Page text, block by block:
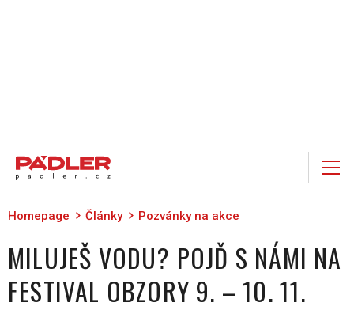
Homepage Články Pozvánky na akce
MILUJEŠ VODU? POJĎ S NÁMI NA
FESTIVAL OBZORY 9. – 10. 11.